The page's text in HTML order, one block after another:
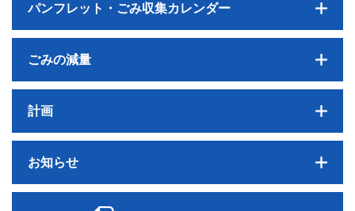
パンフレット・ごみ収集カレンダー
ごみの減量
計画
お知らせ